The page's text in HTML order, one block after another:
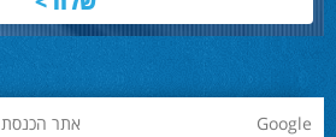
Google אתר הכנסת